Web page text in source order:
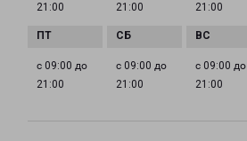
21:00
21:00
21:00
с 09:00 до
21:00
с 09:00 до
21:00
с 09:00 до
21:00